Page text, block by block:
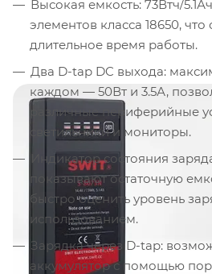
Высокая емкость: 73Втч/
элементов класса 18650, что
длительное время работы.
Два D-tap DC выхода:
каждом — 50Вт и 3.5А,
различные периферийные
светильники и мониторы.
Индикатор состояния
показывают остаточную
быстро оценить уровень
использованием.
Зарядка через D-tap:
аккумулятор с помощью